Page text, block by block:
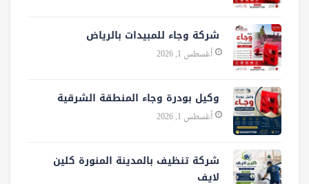
شركة وجاء للمبيدات بالرياض
أغسطس 1, 2026
وكيل بودرة وجاء المنطقة الشرقية
أغسطس 1, 2026
شركة تنظيف بالمدينة المنورة كلين
لايف